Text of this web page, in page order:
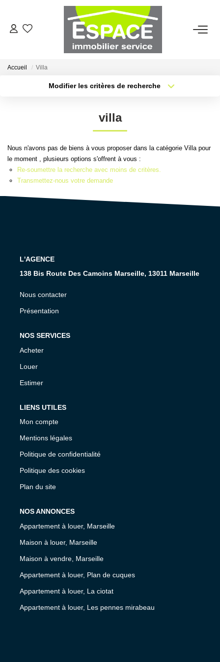
VENTES
AGENCE
Accueil Villa
Modifier les critères de recherche
Budget max Plus de critères
villa
Nous n'avons pas de biens à vous proposer dans la catégorie Villa pour
le moment , plusieurs options s'offrent à vous :
Re-soumettre la recherche avec moins de critères.
Transmettez-nous votre demande
L'AGENCE
138 Bis Route Des Camoins Marseille, 13011 Marseille
Nous contacter
Présentation
NOS SERVICES
Acheter
Louer
Estimer
LIENS UTILES
Mon compte
Mentions légales
Politique de confidentialité
Politique des cookies
Plan du site
NOS ANNONCES
Appartement à louer, Marseille
Maison à louer, Marseille
Maison à vendre, Marseille
Appartement à louer, Plan de cuques
Appartement à louer, La ciotat
Appartement à louer, Les pennes mirabeau